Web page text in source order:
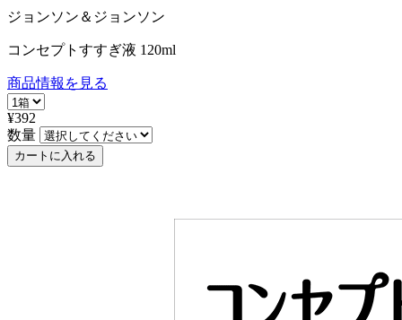
ジョンソン＆ジョンソン
コンセプトすすぎ液 120ml
商品情報を見る
¥392
数量
カートに入れる